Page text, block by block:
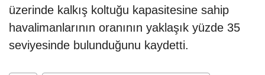
üzerinde kalkış koltuğu kapasitesine sahip
havalimanlarının oranının yaklaşık yüzde 35
seviyesinde bulunduğunu kaydetti.